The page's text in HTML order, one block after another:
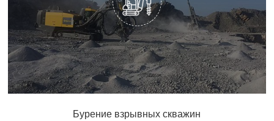
Бурение взрывных скважин